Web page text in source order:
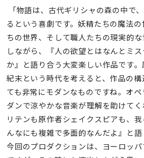
「物語は、古代ギリシャの森の中で
るという喜劇です。妖精たちの魔法
ちの世界、そして職人たちの現実的
しながら、『人の欲望とはなんとミ
か』と語り合う大変楽しい作品です
紀末という時代を考えると、作品の
ても非常にモダンなものですね。オ
ダンで涼やかな音楽が理解を助けて
リテンも原作者シェイクスピアも、
んなにも複雑で多面的なんだよ』と語
今回のプロダクションは、ヨーロッ